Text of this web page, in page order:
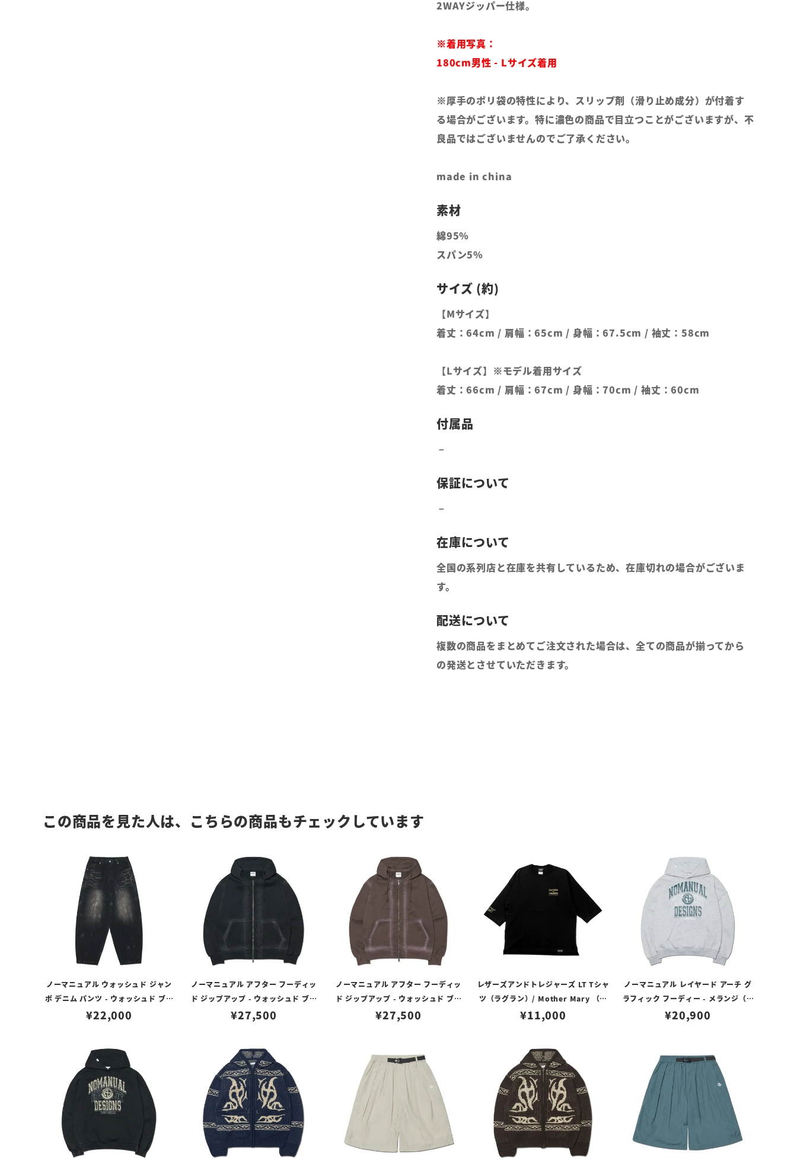
2WAYジッパー仕様。
※着用写真：
180cm男性 - Lサイズ着用
※厚手のポリ袋の特性により、スリップ剤（滑り止め成分）が付着す
る場合がございます。特に濃色の商品で目立つことがございますが、不
良品ではございませんのでご了承ください。
made in china
綿95%
スパン5%
【Mサイズ】
着丈：64cm / 肩幅：65cm / 身幅：67.5cm / 袖丈：58cm
【Lサイズ】※モデル着用サイズ
着丈：66cm / 肩幅：67cm / 身幅：70cm / 袖丈：60cm
全国の系列店と在庫を共有しているため、在庫切れの場合がございま
す。
複数の商品をまとめてご注文された場合は、全ての商品が揃ってから
の発送とさせていただきます。
この商品を見た人は、こちらの商品もチェックしています
ノーマニュアル ウォッシュド ジャン
ボ デニム パンツ - ウォッシュド ブラ
ック（Sサイズ）
¥22,000
ノーマニュアル アフター フーディッ
ド ジップアップ - ウォッシュド ブラ
ック（Mサイズ）
¥27,500
ノーマニュアル アフター フーディッ
ド ジップアップ - ウォッシュド ブラ
ウン（Mサイズ）
¥27,500
レザーズアンドトレジャーズ LT Tシャ
ツ（ラグラン）/ Mother Mary （ブ
ラック/ベージュ/6.2oz）
¥11,000
ノーマニュアル レイヤード アーチ グ
ラフィック フーディー - メランジ（M
サイズ）
¥20,900